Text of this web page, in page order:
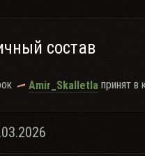
состав
Amir_Skalletla принят в